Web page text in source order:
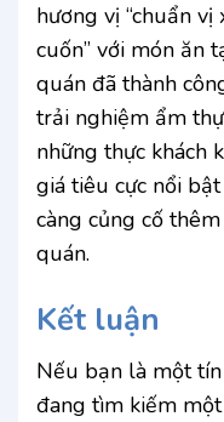
hương vị “chuẩn vị
cuốn” với món ăn
quán đã thành
trải nghiệm ẩm
những thực khách
giá tiêu cực nổi
càng củng cố
quán.
Kết luận
Nếu bạn là một
đang tìm kiếm